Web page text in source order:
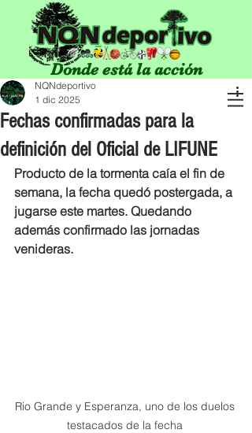
Donde está la acción
Fechas confirmadas para la
definición del Oficial de LIFUNE
NQNdeportivo
1 dic 2025
Producto de la tormenta caía el fin de
semana, la fecha quedó postergada, a
jugarse este martes. Quedando
además confirmado las jornadas
venideras.
Rio Grande y Esperanza, uno de los duelos
testacados de la fecha